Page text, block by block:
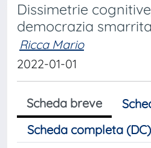
Dissimetrie
democrazia smarrita
Ricca Mario
2022-01-01
Scheda breve
Scheda completa (DC)